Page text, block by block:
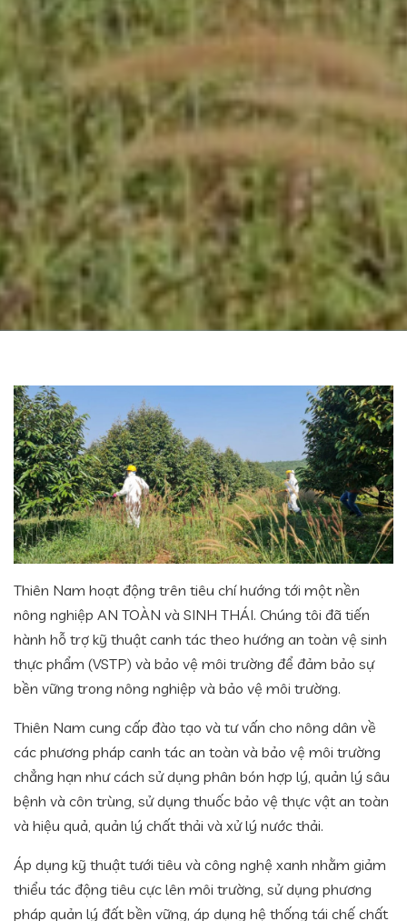
Thiên Nam hoạt động trên tiêu chí hướng tới một nền
nông nghiệp AN TOÀN và SINH THÁI. Chúng tôi đã tiến
hành hỗ trợ kỹ thuật canh tác theo hướng an toàn vệ sinh
thực phẩm (VSTP) và bảo vệ môi trường để đảm bảo sự
bền vững trong nông nghiệp và bảo vệ môi trường.
Thiên Nam cung cấp đào tạo và tư vấn cho nông dân về
các phương pháp canh tác an toàn và bảo vệ môi trường
chẳng hạn như cách sử dụng phân bón hợp lý, quản lý sâu
bệnh và côn trùng, sử dụng thuốc bảo vệ thực vật an toàn
và hiệu quả, quản lý chất thải và xử lý nước thải.
Áp dụng kỹ thuật tưới tiêu và công nghệ xanh nhằm giảm
thiểu tác động tiêu cực lên môi trường, sử dụng phương
pháp quản lý đất bền vững, áp dụng hệ thống tái chế chất